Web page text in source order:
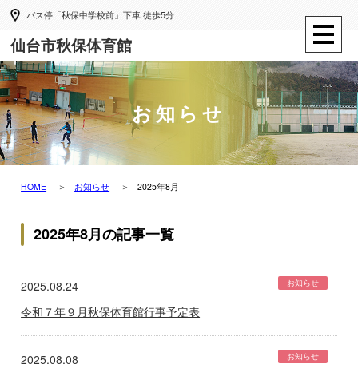
バス停「秋保中学校前」下車 徒歩5分
仙台市秋保体育館
お知らせ
HOME お知らせ 2025年8月
2025年8月の記事一覧
2025.08.24 お知らせ
令和７年９月秋保体育館行事予定表
2025.08.08 お知らせ